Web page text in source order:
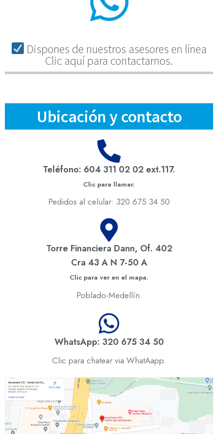
Dispones de nuestros asesores en línea
Clic aquí para contactarnos.
Ubicación y contacto
Teléfono: 604 311 02 02 ext.117.
Clic para llamar.
Pedidos al celular: 320 675 34 50
Torre Financiera Dann, Of. 402
Cra 43 A N 7-50 A
Clic para ver en el mapa.
Poblado-Medellín.
WhatsApp: 320 675 34 50
Clic para chatear via WhatAapp.